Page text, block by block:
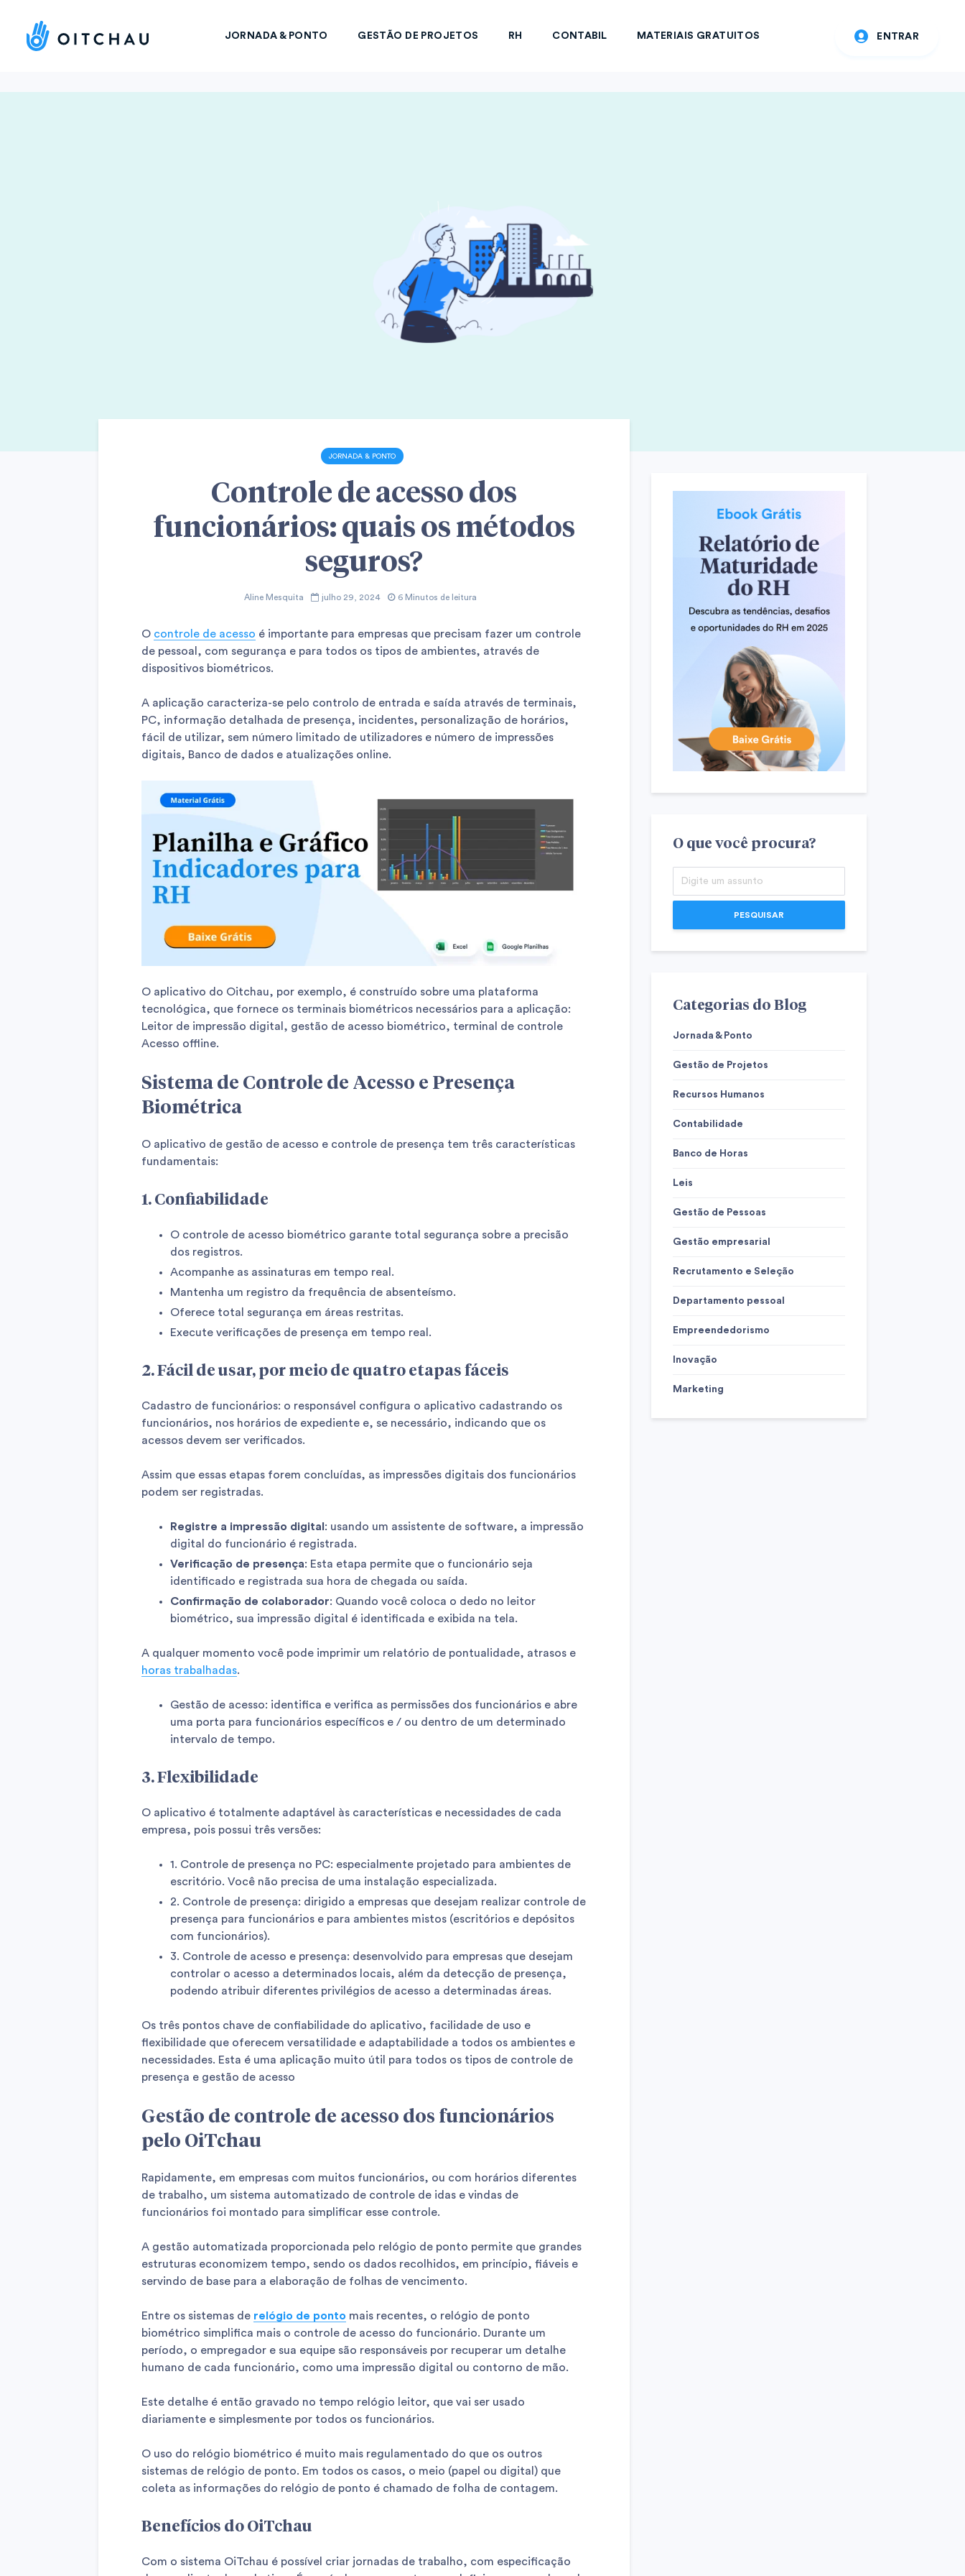
JORNADA & PONTO GESTÃO DE PROJETOS RH CONTABIL MATERIAIS GRATUITOS ENTRAR
JORNADA & PONTO
Controle de acesso dos
funcionários: quais os métodos
seguros?
Aline Mesquita julho 29, 2024 6 Minutos de leitura
O controle de acesso é importante para empresas que precisam fazer um controle
de pessoal, com segurança e para todos os tipos de ambientes, através de
dispositivos biométricos.
A aplicação caracteriza-se pelo controlo de entrada e saída através de terminais,
PC, informação detalhada de presença, incidentes, personalização de horários,
fácil de utilizar, sem número limitado de utilizadores e número de impressões
digitais, Banco de dados e atualizações online.
O aplicativo do Oitchau, por exemplo, é construído sobre uma plataforma
tecnológica, que fornece os terminais biométricos necessários para a aplicação:
Leitor de impressão digital, gestão de acesso biométrico, terminal de controle
Acesso offline.
Sistema de Controle de Acesso e Presença
Biométrica
O aplicativo de gestão de acesso e controle de presença tem três características
fundamentais:
1. Confiabilidade
O controle de acesso biométrico garante total segurança sobre a precisão
dos registros.
Acompanhe as assinaturas em tempo real.
Mantenha um registro da frequência de absenteísmo.
Oferece total segurança em áreas restritas.
Execute verificações de presença em tempo real.
2. Fácil de usar, por meio de quatro etapas fáceis
Cadastro de funcionários: o responsável configura o aplicativo cadastrando os
funcionários, nos horários de expediente e, se necessário, indicando que os
acessos devem ser verificados.
Assim que essas etapas forem concluídas, as impressões digitais dos funcionários
podem ser registradas.
Registre a impressão digital : usando um assistente de software, a impressão
digital do funcionário é registrada.
Verificação de presença: Esta etapa permite que o funcionário seja
identificado e registrada sua hora de chegada ou saída.
Confirmação de colaborador: Quando você coloca o dedo no leitor
biométrico, sua impressão digital é identificada e exibida na tela.
A qualquer momento você pode imprimir um relatório de pontualidade, atrasos e
horas trabalhadas.
Gestão de acesso: identifica e verifica as permissões dos funcionários e abre
uma porta para funcionários específicos e / ou dentro de um determinado
intervalo de tempo.
3. Flexibilidade
O aplicativo é totalmente adaptável às características e necessidades de cada
empresa, pois possui três versões:
1. Controle de presença no PC: especialmente projetado para ambientes de
escritório. Você não precisa de uma instalação especializada.
2. Controle de presença: dirigido a empresas que desejam realizar controle de
presença para funcionários e para ambientes mistos (escritórios e depósitos
com funcionários).
3. Controle de acesso e presença: desenvolvido para empresas que desejam
controlar o acesso a determinados locais, além da detecção de presença,
podendo atribuir diferentes privilégios de acesso a determinadas áreas.
Os três pontos chave de confiabilidade do aplicativo, facilidade de uso e
flexibilidade que oferecem versatilidade e adaptabilidade a todos os ambientes e
necessidades. Esta é uma aplicação muito útil para todos os tipos de controle de
presença e gestão de acesso
Gestão de controle de acesso dos funcionários
pelo OiTchau
Rapidamente, em empresas com muitos funcionários, ou com horários diferentes
de trabalho, um sistema automatizado de controle de idas e vindas de
funcionários foi montado para simplificar esse controle.
A gestão automatizada proporcionada pelo relógio de ponto permite que grandes
estruturas economizem tempo, sendo os dados recolhidos, em princípio, fiáveis ​​e
servindo de base para a elaboração de folhas de vencimento.
Entre os sistemas de relógio de ponto mais recentes, o relógio de ponto
biométrico simplifica mais o controle de acesso do funcionário. Durante um
período, o empregador e sua equipe são responsáveis ​​por recuperar um detalhe
humano de cada funcionário, como uma impressão digital ou contorno de mão.
Este detalhe é então gravado no tempo relógio leitor, que vai ser usado
diariamente e simplesmente por todos os funcionários.
O uso do relógio biométrico é muito mais regulamentado do que os outros
sistemas de relógio de ponto. Em todos os casos, o meio (papel ou digital) que
coleta as informações do relógio de ponto é chamado de folha de contagem.
Benefícios do OiTchau
Com o sistema OiTchau é possível criar jornadas de trabalho, com especificação
O que você procura?
PESQUISAR
Categorias do Blog
Jornada & Ponto
Gestão de Projetos
Recursos Humanos
Contabilidade
Banco de Horas
Leis
Gestão de Pessoas
Gestão empresarial
Recrutamento e Seleção
Departamento pessoal
Empreendedorismo
Inovação
Marketing